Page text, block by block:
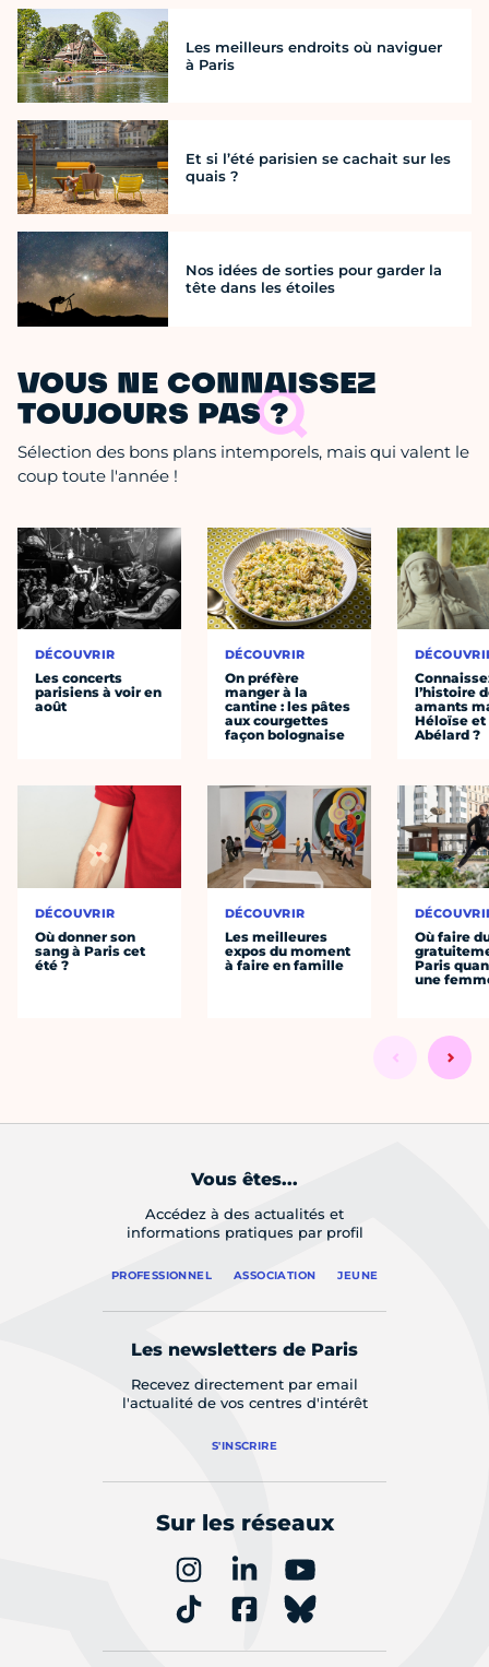
Les meilleurs endroits où naviguer
à Paris
Et si l’été parisien se cachait sur les
quais ?
Nos idées de sorties pour garder la
tête dans les étoiles
VOUS NE CONNAISSEZ
TOUJOURS PAS ?
Sélection des bons plans intemporels, mais qui valent le
coup toute l'année !
DÉCOUVRIR
Les concerts
parisiens à voir en
août
DÉCOUVRIR
Où donner son
sang à Paris cet
été ?
DÉCOUVRIR
On préfère
manger à la
cantine : les pâtes
aux courgettes
façon bolognaise
DÉCOUVRIR
Les meilleures
expos du moment
à faire en famille
l’histoire
amants
Héloïse et
Abélard ?
Où faire
Paris
une
Vous êtes...
Accédez à des actualités et
informations pratiques par profil
PROFESSIONNEL ASSOCIATION JEUNE
Les newsletters de Paris
Recevez directement par email
l'actualité de vos centres d'intérêt
S'INSCRIRE
Sur les réseaux